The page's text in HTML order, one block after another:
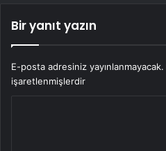
Bir yanıt yazın
E-posta adresiniz yayınlanmayacak.
işaretlenmişlerdir